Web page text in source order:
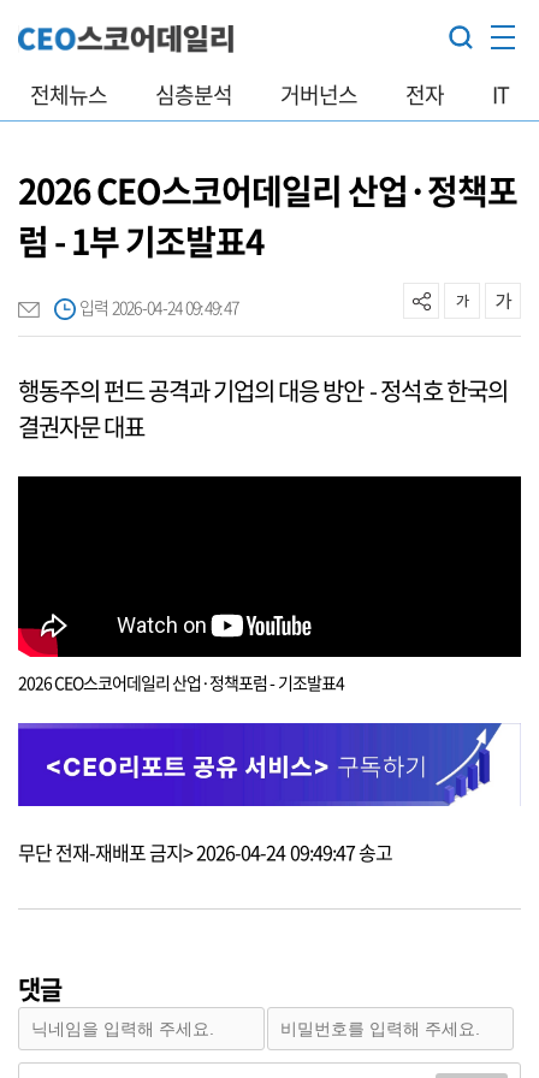
전체뉴스 심층분석 거버넌스 전자 IT
2026 CEO스코어데일리 산업·정책포
럼 - 1부 기조발표4
입력 2026-04-24 09:49:47
행동주의 펀드 공격과 기업의 대응 방안 - 정석호 한국의
결권자문 대표
2026 CEO스코어데일리 산업·정책포럼 - 기조발표4
무단 전재-재배포 금지> 2026-04-24 09:49:47 송고
댓글